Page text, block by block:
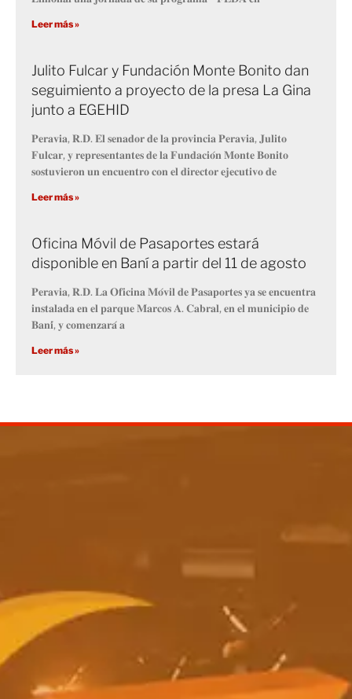
Leer más »
Julito Fulcar y Fundación Monte Bonito dan
seguimiento a proyecto de la presa La Gina
junto a EGEHID
𝐏𝐞𝐫𝐚𝐯𝐢𝐚, 𝐑.𝐃. 𝐄𝐥 𝐬𝐞𝐧𝐚𝐝𝐨𝐫 𝐝𝐞 𝐥𝐚 𝐩𝐫𝐨𝐯𝐢𝐧𝐜𝐢𝐚 𝐏𝐞𝐫𝐚𝐯𝐢𝐚, 𝐉𝐮𝐥𝐢𝐭𝐨
𝐅𝐮𝐥𝐜𝐚𝐫, 𝐲 𝐫𝐞𝐩𝐫𝐞𝐬𝐞𝐧𝐭𝐚𝐧𝐭𝐞𝐬 𝐝𝐞 𝐥𝐚 𝐅𝐮𝐧𝐝𝐚𝐜𝐢𝐨́𝐧 𝐌𝐨𝐧𝐭𝐞 𝐁𝐨𝐧𝐢𝐭𝐨
𝐬𝐨𝐬𝐭𝐮𝐯𝐢𝐞𝐫𝐨𝐧 𝐮𝐧 𝐞𝐧𝐜𝐮𝐞𝐧𝐭𝐫𝐨 𝐜𝐨𝐧 𝐞𝐥 𝐝𝐢𝐫𝐞𝐜𝐭𝐨𝐫 𝐞𝐣𝐞𝐜𝐮𝐭𝐢𝐯𝐨 𝐝𝐞
Leer más »
Oficina Móvil de Pasaportes estará
disponible en Baní a partir del 11 de agosto
𝐏𝐞𝐫𝐚𝐯𝐢𝐚, 𝐑.𝐃. 𝐋𝐚 𝐎𝐟𝐢𝐜𝐢𝐧𝐚 𝐌𝐨́𝐯𝐢𝐥 𝐝𝐞 𝐏𝐚𝐬𝐚𝐩𝐨𝐫𝐭𝐞𝐬 𝐲𝐚 𝐬𝐞 𝐞𝐧𝐜𝐮𝐞𝐧𝐭𝐫𝐚
𝐢𝐧𝐬𝐭𝐚𝐥𝐚𝐝𝐚 𝐞𝐧 𝐞𝐥 𝐩𝐚𝐫𝐪𝐮𝐞 𝐌𝐚𝐫𝐜𝐨𝐬 𝐀. 𝐂𝐚𝐛𝐫𝐚𝐥, 𝐞𝐧 𝐞𝐥 𝐦𝐮𝐧𝐢𝐜𝐢𝐩𝐢𝐨 𝐝𝐞
𝐁𝐚𝐧𝐢́, 𝐲 𝐜𝐨𝐦𝐞𝐧𝐳𝐚𝐫𝐚́ 𝐚
Leer más »